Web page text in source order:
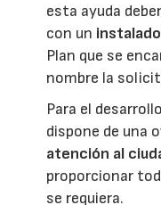
esta ayuda
con un
Plan que se
nombre la
Para el
dispone de una
atención al
proporcionar
se requiera.